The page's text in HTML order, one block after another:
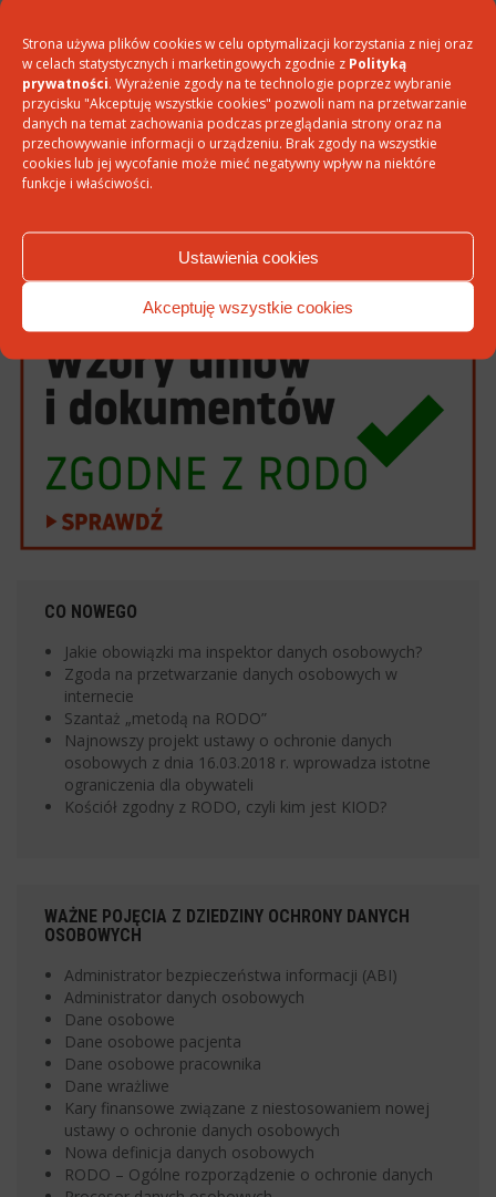
Strona używa plików cookies w celu optymalizacji korzystania z niej oraz
w celach statystycznych i marketingowych zgodnie z Polityką
prywatności. Wyrażenie zgody na te technologie poprzez wybranie
przycisku "Akceptuję wszystkie cookies" pozwoli nam na przetwarzanie
danych na temat zachowania podczas przeglądania strony oraz na
przechowywanie informacji o urządzeniu. Brak zgody na wszystkie
cookies lub jej wycofanie może mieć negatywny wpływ na niektóre
funkcje i właściwości.
Akceptuję wszystkie cookies
Ustawienia cookies
Większe kary za naruszenie przepisów ochrony
danych osobowych
Najnowsze rozporządzenie przewiduje bardzo surowe kary za naruszenia przepisów
związanych z ochroną danych osobowych. Firmy i instytucje, które nie troszczyły się
CO NOWEGO
Jakie obowiązki ma inspektor danych osobowych?
Zgoda na przetwarzanie danych osobowych w
internecie
Szantaż „metodą na RODO”
Najnowszy projekt ustawy o ochronie danych
osobowych z dnia 16.03.2018 r. wprowadza istotne
ograniczenia dla obywateli
Kościół zgodny z RODO, czyli kim jest KIOD?
WAŻNE POJĘCIA Z DZIEDZINY OCHRONY DANYCH
OSOBOWYCH
Administrator bezpieczeństwa informacji (ABI)
Administrator danych osobowych
Dane osobowe
Dane osobowe pacjenta
Dane osobowe pracownika
Dane wrażliwe
Kary finansowe związane z niestosowaniem nowej
ustawy o ochronie danych osobowych
Nowa definicja danych osobowych
RODO – Ogólne rozporządzenie o ochronie danych